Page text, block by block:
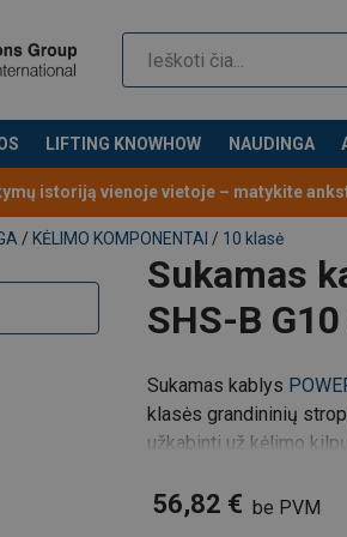
LIFTING KNOWHOW NAUDINGA
istoriją vienoje vietoje – matykite
/ KĖLIMO KOMPONENTAI / 10 klasė
Sukamas
SHS-B
Sukamas kablys
klasės grandininių
užkabinti už kėlimo
56,82 € be PVM
yra Powertex (G10)
Tvirtas liežuvėlis užtikrina saugumą.
liumiscencine raudona spalva
žiedai ir komponentai, leidžiantys
o nuovargis